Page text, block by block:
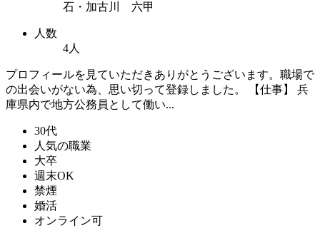
石・加古川 六甲
人数
4人
プロフィールを見ていただきありがとうございます。職場で
の出会いがない為、思い切って登録しました。 【仕事】 兵
庫県内で地方公務員として働い...
30代
人気の職業
大卒
週末OK
禁煙
婚活
オンライン可